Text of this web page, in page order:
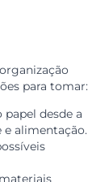
é
os custos